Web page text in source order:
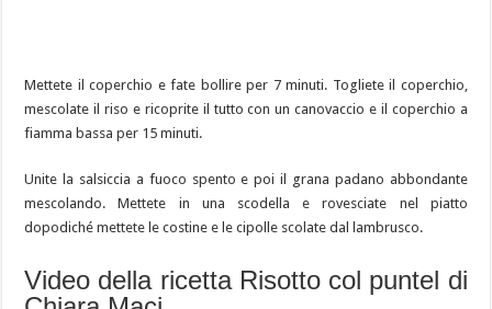
Mettete il coperchio e fate bollire per 7 minuti. Togliete il coperchio,
mescolate il riso e ricoprite il tutto con un canovaccio e il coperchio a
fiamma bassa per 15 minuti.
Unite la salsiccia a fuoco spento e poi il grana padano abbondante
mescolando. Mettete in una scodella e rovesciate nel piatto
dopodiché mettete le costine e le cipolle scolate dal lambrusco.
Video della ricetta Risotto col puntel di